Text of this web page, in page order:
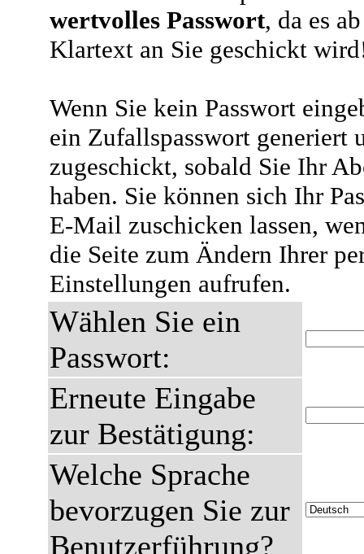
wertvolles Passwort, da es
Klartext an Sie geschickt
Wenn Sie kein Passwort
ein Zufallspasswort generiert
zugeschickt, sobald Sie Ihr
haben. Sie können sich Ihr
E-Mail zuschicken lassen,
die Seite zum Ändern Ihrer
Einstellungen aufrufen.
Wählen Sie ein
Passwort:
Erneute Eingabe
zur Bestätigung:
Welche Sprache
bevorzugen Sie zur
Benutzerführung?